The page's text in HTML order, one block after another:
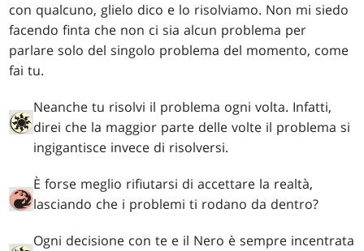
con qualcuno, glielo dico e lo risolviamo. Non mi siedo
facendo finta che non ci sia alcun problema per
parlare solo del singolo problema del momento, come
fai tu.
Neanche tu risolvi il problema ogni volta. Infatti,
direi che la maggior parte delle volte il problema si
ingigantisce invece di risolversi.
È forse meglio rifiutarsi di accettare la realtà,
lasciando che i problemi ti rodano da dentro?
Ogni decisione con te e il Nero è sempre incentrata